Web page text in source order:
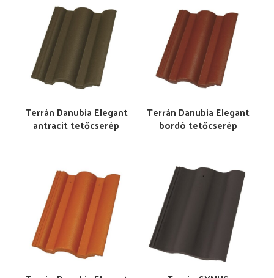
Terrán Danubia Elegant
antracit tetőcserép
Terrán Danubia Elegant
bordó tetőcserép